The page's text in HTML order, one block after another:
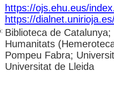
https://ojs.ehu.eus/
https://
Biblioteca de
Humanitats
Pompeu Fabra;
Universitat de Lleida